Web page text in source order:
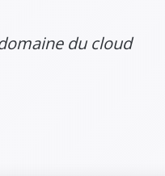
du cloud